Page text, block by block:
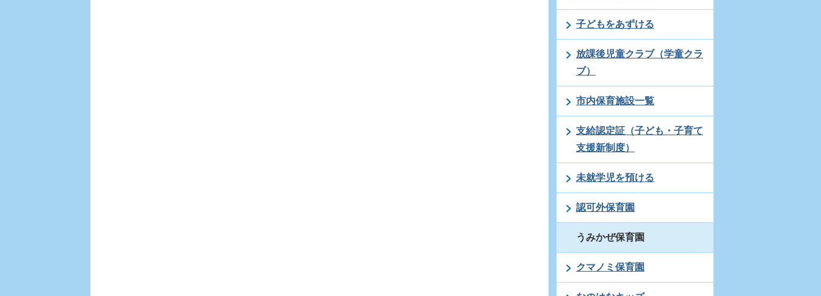
子どもをあずける
放課後児童クラブ（学童クラ
ブ）
市内保育施設一覧
支給認定証（子ども・子育て
支援新制度）
未就学児を預ける
認可外保育園
うみかぜ保育園
クマノミ保育園